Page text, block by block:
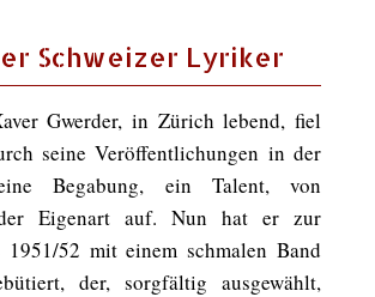
Schweizer Lyriker
Gwerder, in Zürich lebend, fiel
seine Veröffentlichungen in der
Begabung, ein Talent, von
Eigenart auf. Nun hat er zur
1951/52 mit einem schmalen Band
der, sorgfältig ausgewählt,